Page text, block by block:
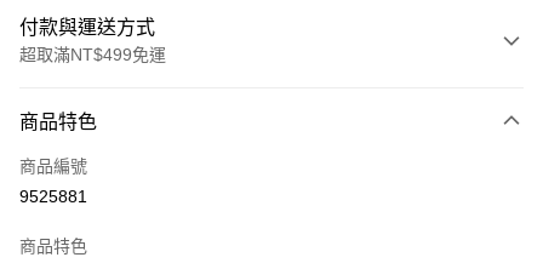
付款與運送方式
超取滿NT$499免運
信用卡一次付款
ATM付款
運送方式
商品特色
商品編號
9525881
商品特色